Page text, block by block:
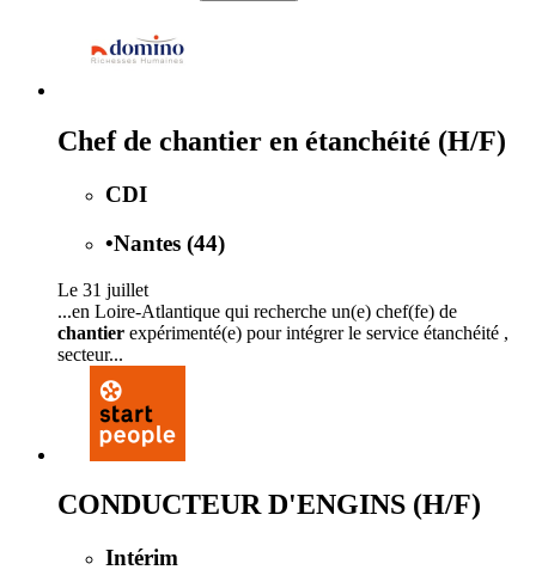
Chef de chantier en étanchéité (H/F)
CDI
•Nantes (44)
Le 31 juillet
...en Loire-Atlantique qui recherche un(e) chef(fe) de
chantier expérimenté(e) pour intégrer le service étanchéité ,
secteur...
CONDUCTEUR D'ENGINS (H/F)
Intérim